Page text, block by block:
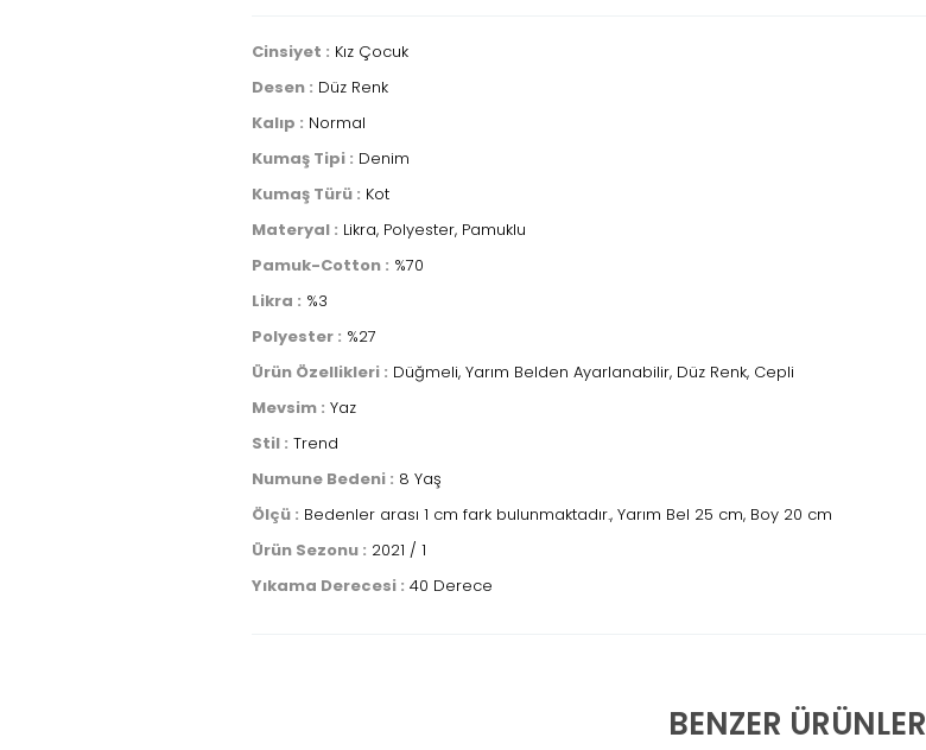
Cinsiyet : Kız Çocuk
Desen : Düz Renk
Kalıp : Normal
Kumaş Tipi : Denim
Kumaş Türü : Kot
Materyal : Likra, Polyester, Pamuklu
Pamuk-Cotton : %70
Likra : %3
Polyester : %27
Ürün Özellikleri : Düğmeli, Yarım Belden Ayarlanabilir, Düz Renk, Cepli
Mevsim : Yaz
Stil : Trend
Numune Bedeni : 8 Yaş
Ölçü : Bedenler arası 1 cm fark bulunmaktadır., Yarım Bel 25 cm, Boy 20 cm
Ürün Sezonu : 2021 / 1
Yıkama Derecesi : 40 Derece
BENZER ÜRÜNLER